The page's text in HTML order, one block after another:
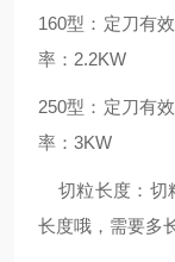
160型：定刀有
率：2.2KW
250型：定刀有
率：3KW
切粒长度：切
长度哦，需要多